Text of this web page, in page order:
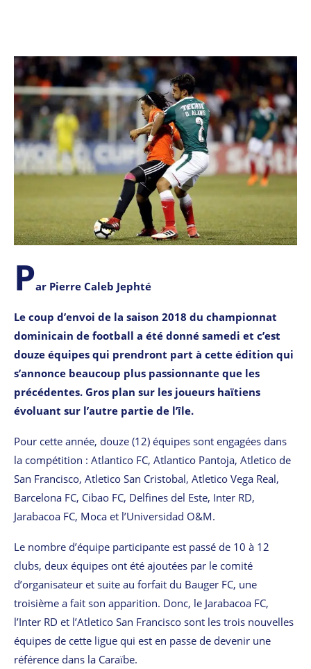
Par Pierre Caleb Jephté
Le coup d’envoi de la saison 2018 du championnat
dominicain de football a été donné samedi et c’est
douze équipes qui prendront part à cette édition qui
s’annonce beaucoup plus passionnante que les
précédentes. Gros plan sur les joueurs haïtiens
évoluant sur l’autre partie de l’île.
Pour cette année, douze (12) équipes sont engagées dans
la compétition : Atlantico FC, Atlantico Pantoja, Atletico de
San Francisco, Atletico San Cristobal, Atletico Vega Real,
Barcelona FC, Cibao FC, Delfines del Este, Inter RD,
Jarabacoa FC, Moca et l’Universidad O&M.
Le nombre d’équipe participante est passé de 10 à 12
clubs, deux équipes ont été ajoutées par le comité
d’organisateur et suite au forfait du Bauger FC, une
troisième a fait son apparition. Donc, le Jarabacoa FC,
l’Inter RD et l’Atletico San Francisco sont les trois nouvelles
équipes de cette ligue qui est en passe de devenir une
référence dans la Caraïbe.